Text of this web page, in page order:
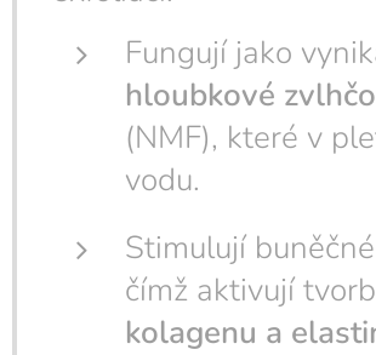
Fungují jako
hloubkové
(NMF), které v
vodu.
Stimulují
čímž aktivují
kolagenu a